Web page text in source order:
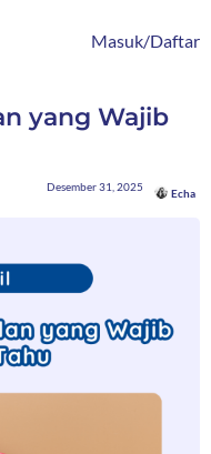
Masuk/Daftar
yang Wajib
Desember 31, 2025
Echa